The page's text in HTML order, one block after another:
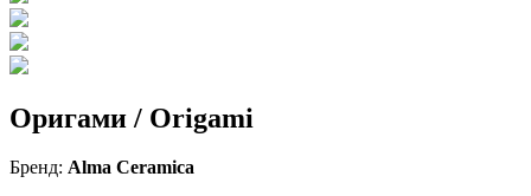
Оригами / Origami
Бренд: Alma Ceramica